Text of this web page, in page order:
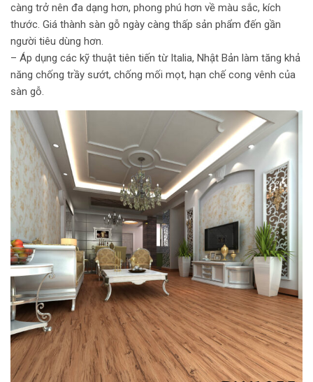
càng trở nên đa dạng hơn, phong phú hơn về màu sắc, kích
thước. Giá thành sàn gỗ ngày càng thấp sản phẩm đến gần
người tiêu dùng hơn.
– Áp dụng các kỹ thuật tiên tiến từ Italia, Nhật Bản làm tăng khả
năng chống trầy sướt, chống mối mọt, hạn chế cong vênh của
sàn gỗ.